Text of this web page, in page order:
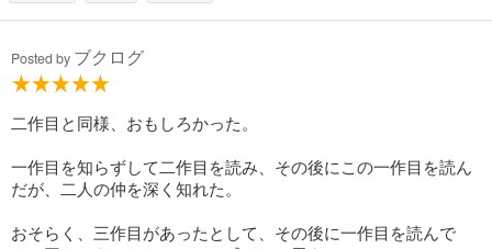
Posted by ブクログ
二作目と同様、おもしろかった。
一作目を知らずして二作目を読み、その後にこの一作目を読ん
だが、二人の仲を深く知れた。
おそらく、三作目があったとして、その後に一作目を読んで